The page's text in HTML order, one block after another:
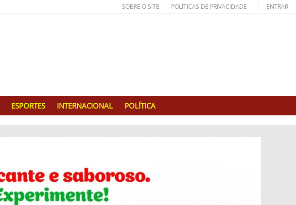
SOBRE O SITE POLÍTICAS DE PRIVACIDADE ENTRAR
ESPORTES INTERNACIONAL POLÍTICA